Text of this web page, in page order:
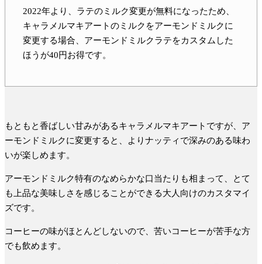
2022年より、ラテのミルク変更が無料になったため、
キャラメルマキアートのミルクをアーモンドミルクに
変更する場合、アーモンドミルクラテをカスタムした
ほうが40円お得です。
もともと香ばしい甘みがあるキャラメルマキアートですが、 ア
ーモンドミルクに変更すると、よりナッティで深みのある味わ
いが楽しめます。
アーモンドミルク特有のなめらかな口当たりも相まって、とて
も上品な美味しさを感じることができる大人向けのカスタマイ
ズです。
コーヒーの味がほとんどしないので、苦いコーヒーが苦手な方
でも飲めます。